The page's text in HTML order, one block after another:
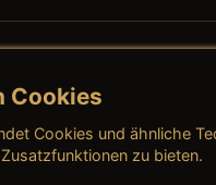
→ AGB
Cookies
Cookies und ähnliche
zu bieten.